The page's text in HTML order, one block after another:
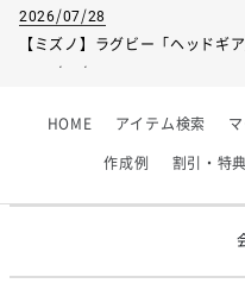
2026/07/28
【ミズノ】ラグビー「ヘッドギ
2026/07/01
2026/06/09
【アシックス】一部商品「生地
HOME アイテム検索
作成例 割引・特典